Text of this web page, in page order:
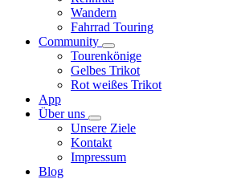
Wandern
Fahrrad Touring
Community
Tourenkönige
Gelbes Trikot
Rot weißes Trikot
App
Über uns
Unsere Ziele
Kontakt
Impressum
Blog